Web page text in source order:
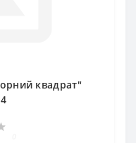
квадрат"